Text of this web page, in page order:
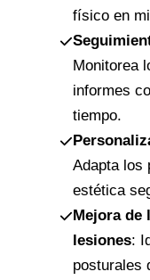
físico en
Monitorea
informes
tiempo.
Adapta los
estética
Mejora de
lesiones:
posturales